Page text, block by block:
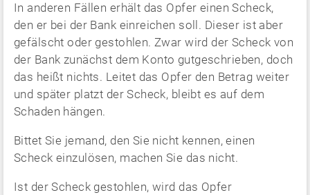
In anderen Fällen erhält das Opfer einen Scheck,
den er bei der Bank einreichen soll. Dieser ist aber
gefälscht oder gestohlen. Zwar wird der Scheck von
der Bank zunächst dem Konto gutgeschrieben, doch
das heißt nichts. Leitet das Opfer den Betrag weiter
und später platzt der Scheck, bleibt es auf dem
Schaden hängen.
Bittet Sie jemand, den Sie nicht kennen, einen
Scheck einzulösen, machen Sie das nicht.
Ist der Scheck gestohlen, wird das Opfer